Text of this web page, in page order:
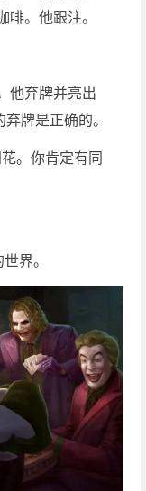
啡。他跟注。
他弃牌并亮出
牌是正确的。
。你肯定有同
界。